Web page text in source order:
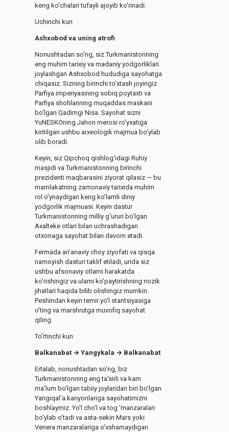
keng ko'chalari tufayli ajoyib ko'rinadi.
Uchinchi kun
Ashxobod va uning atrofi
Nonushtadan so'ng, siz Turkmanistonning
eng muhim tarixiy va madaniy yodgorliklari
joylashgan Ashxobod hududiga sayohatga
chiqasiz. Sizning birinchi to'xtash joyingiz
Parfiya imperiyasining sobiq poytaxti va
Parfiya shohlarining muqaddas maskani
bo'lgan Qadimgi Nisa. Sayohat sizni
YuNESKOning Jahon merosi ro'yxatiga
kiritilgan ushbu arxeologik majmua bo'ylab
olib boradi.
Keyin, siz Qipchoq qishlog'idagi Ruhiy
masjidi va Turkmanistonning birinchi
prezidenti maqbarasini ziyorat qilasiz — bu
mamlakatning zamonaviy tarixida muhim
rol o'ynaydigan keng ko'lamli diniy
yodgorlik majmuasi. Keyin dastur
Turkmanistonning milliy g'ururi bo'lgan
Axalteke otlari bilan uchrashadigan
otxonaga sayohat bilan davom etadi.
Fermada an'anaviy choy ziyofati va qisqa
namoyish dasturi taklif etiladi, unda siz
ushbu afsonaviy otlarni harakatda
ko'rishingiz va ularni ko'paytirishning nozik
jihatlari haqida bilib olishingiz mumkin.
Peshindan keyin temir yo'l stantsiyasiga
o'ting va marshrutga muvofiq sayohat
qiling.
To'rtinchi kun
Balkanabat → Yangykala → Balkanabat
Ertalab, nonushtadan so'ng, biz
Turkmanistonning eng ta'sirli va kam
ma'lum bo'lgan tabiiy joylaridan biri bo'lgan
Yangiqal'a kanyonlariga sayohatimizni
boshlaymiz. Yo'l cho'l va tog 'manzaralari
bo'ylab o'tadi va asta-sekin Mars yoki
Venera manzaralariga o'xshamaydigan